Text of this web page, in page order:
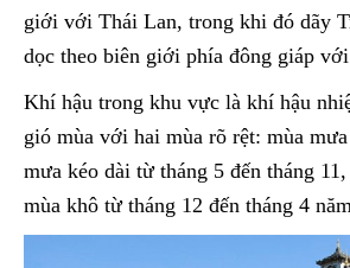
giới với Thái Lan, trong khi đó dãy
dọc theo biên giới phía đông giáp
Khí hậu trong khu vực là khí hậu
gió mùa với hai mùa rõ rệt: mùa
mưa kéo dài từ tháng 5 đến tháng
mùa khô từ tháng 12 đến tháng 4